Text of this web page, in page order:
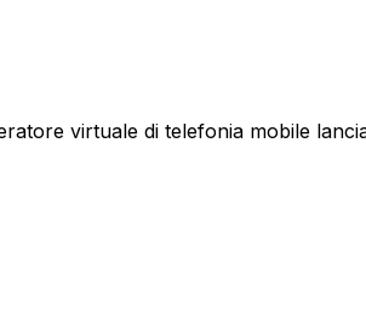
virtuale di telefonia mobile